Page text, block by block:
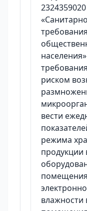
2324359020
риском
вести
режима
продукции
влажности